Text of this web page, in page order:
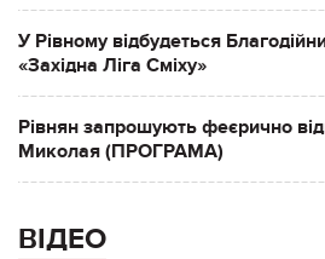
У Рівному відбудеться
«Західна Ліга Сміху»
Рівнян запрошують феєрично
Миколая (ПРОГРАМА)
ВІДЕО